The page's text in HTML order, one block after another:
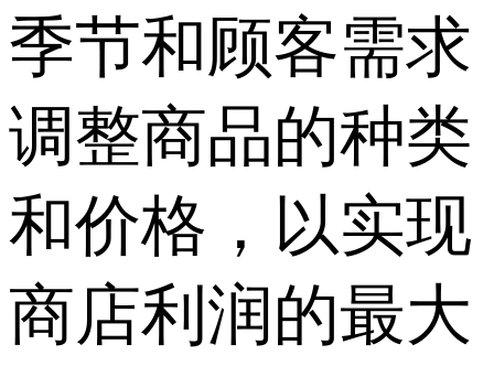
季节和顾客需求
调整商品的种类
和价格，以实现
商店利润的最大